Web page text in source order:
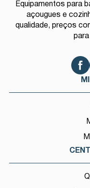
Equipamentos para
açougues e
qualidade, preços